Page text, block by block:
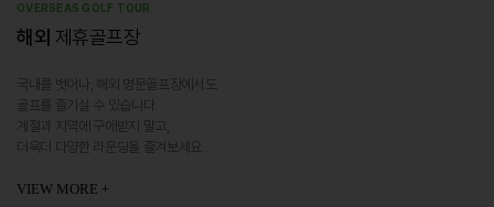
OVERSEAS GOLF TOUR
해외 제휴골프장
국내를 벗어나, 해외 명문골프장에서도
골프를 즐기실 수 있습니다.
계절과 지역에 구애받지 말고,
더욱더 다양한 라운딩을 즐겨보세요.
VIEW MORE +